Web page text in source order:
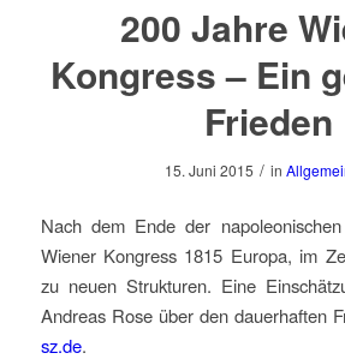
200 Jahre
Kongress – Ein
Frieden
15. Juni 2015 / in
Nach dem Ende der
Wiener Kongress 1815 Europa, im
zu neuen Strukturen. Eine
Andreas Rose über den dauerhaften
sz.de.